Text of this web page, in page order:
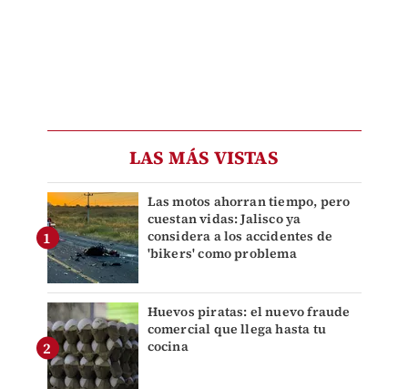
LAS MÁS VISTAS
Las motos ahorran tiempo, pero
cuestan vidas: Jalisco ya
considera a los accidentes de
'bikers' como problema
Huevos piratas: el nuevo fraude
comercial que llega hasta tu
cocina